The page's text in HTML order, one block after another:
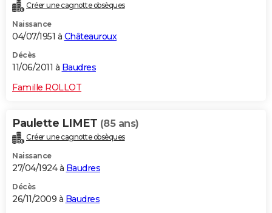
Créer une cagnotte obsèques
Naissance
04/07/1951 à Châteauroux
Décès
11/06/2011 à Baudres
Famille ROLLOT
Paulette LIMET (85 ans)
Créer une cagnotte obsèques
Naissance
27/04/1924 à Baudres
Décès
26/11/2009 à Baudres